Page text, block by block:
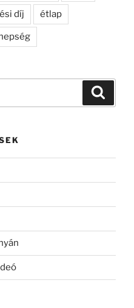
díj étlap